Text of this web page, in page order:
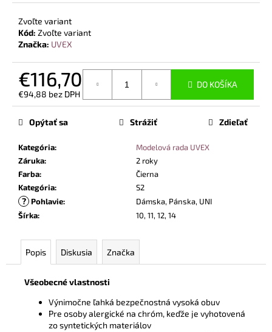
Zvoľte variant
Kód: Zvoľte variant
Značka: UVEX
€116,70
€94,88 bez DPH
Jednotková
DO KOŠÍKA
Kategória:
Modelová rada UVEX
Záruka:
2 roky
Farba:
Čierna
Kategória: S2
? Pohlavie:
Dámska, Pánska, UNI
Šírka: 10, 11, 12, 14
Opýtať sa Strážiť Zdieľať
Popis Diskusia Značka
Všeobecné vlastnosti
Výnimočne ľahká bezpečnostná vysoká obuv
Pre osoby alergické na chróm, keďže je vyhotovená
zo syntetických materiálov
€102,30